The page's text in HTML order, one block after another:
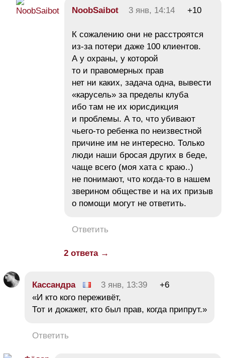
NoobSaibot 3 янв, 14:14 +10
К сожалению они не расстроятся
из-за потери даже 100 клиентов.
А у охраны, у которой
то и правомерных прав
нет ни каких, задача одна, вывести
«карусель» за пределы клуба
ибо там не их юрисдикция
и проблемы. А то, что убивают
чьего-то ребенка по неизвестной
причине им не интересно. Только
люди наши бросая других в беде,
чаще всего (моя хата с краю..)
не понимают, что когда-то в нашем
зверином обществе и на их призыв
о помощи могут не ответить.
Ответить
2 ответа →
Кассандра 3 янв, 13:39
+6
«И кто кого переживёт,
Тот и докажет, кто был прав, когда припрут.»
Ответить